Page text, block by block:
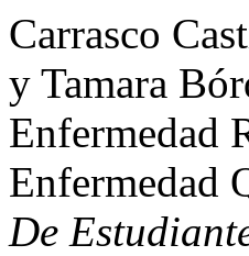
Carrasco
y Tamara
Enfermedad
Enfermedad
De